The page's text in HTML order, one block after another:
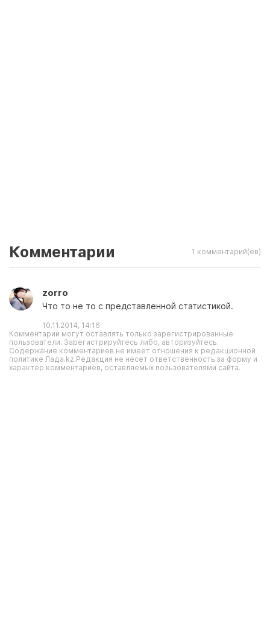
Комментарии 1 комментарий(ев)
zorro
Что то не то с представленной статистикой.
10.11.2014, 14:16
Комментарии могут оставлять только зарегистрированные
пользователи. Зарегистрируйтесь либо, авторизуйтесь.
Содержание комментариев не имеет отношения к редакционной
политике Лада.kz.Редакция не несет ответственность за форму и
характер комментариев, оставляемых пользователями сайта.